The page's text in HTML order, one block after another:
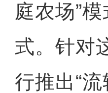
庭农场”
式。针对
行推出“